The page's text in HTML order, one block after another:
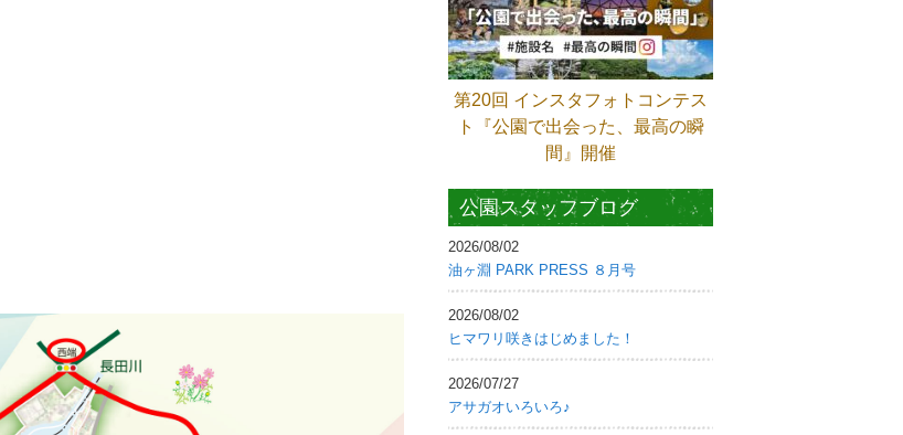
第20回 インスタフォトコンテス
ト『公園で出会った、最高の瞬
間』開催
公園スタッフブログ
2026/08/02
油ヶ淵 PARK PRESS ８月号
2026/08/02
ヒマワリ咲きはじめました！
2026/07/27
アサガオいろいろ♪